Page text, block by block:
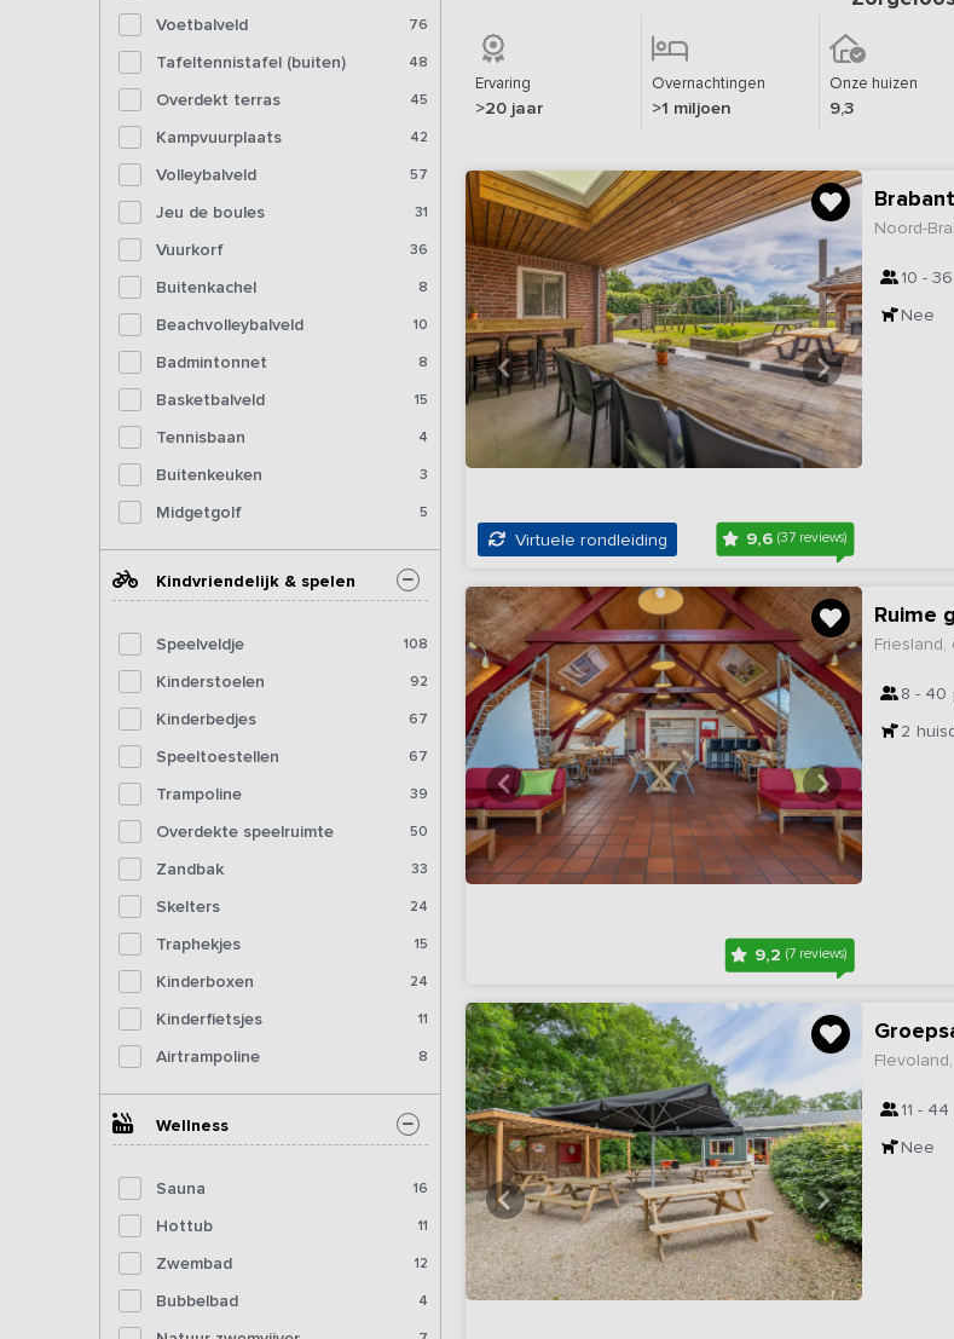
Voetbalveld 76
Tafeltennistafel (buiten) 48
Overdekt terras 45
Kampvuurplaats 42
Volleybalveld 57
Jeu de boules 31
Vuurkorf 36
Buitenkachel 8
Beachvolleybalveld 10
Badmintonnet 8
Basketbalveld 15
Tennisbaan 4
Buitenkeuken 3
Midgetgolf 5
Kindvriendelijk & spelen
Speelveldje 108
Kinderstoelen 92
Kinderbedjes 67
Speeltoestellen 67
Trampoline 39
Overdekte speelruimte 50
Zandbak 33
Skelters 24
Traphekjes 15
Kinderboxen 24
Kinderfietsjes 11
Airtrampoline 8
Wellness
Sauna 16
Hottub 11
Zwembad 12
Bubbelbad 4
Ervaring
>20 jaar
Overnachtingen
>1 miljoen
Onze huizen
9,3
Virtuele rondleiding 9,6(37 reviews)
Noord-
10 - 36
Nee
9,2(7 reviews)
Ruime
8 - 40
2
11 - 44
Nee